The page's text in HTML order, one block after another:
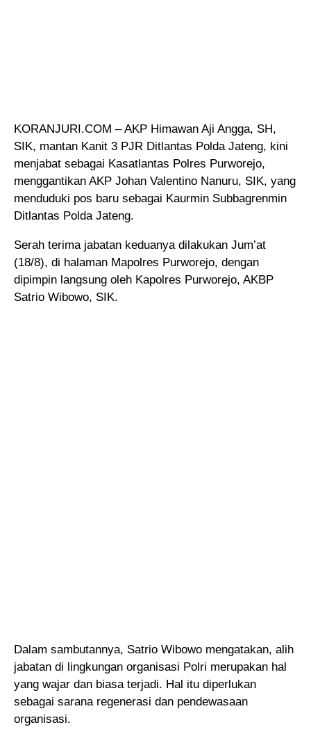
KORANJURI.COM – AKP Himawan Aji Angga, SH,
SIK, mantan Kanit 3 PJR Ditlantas Polda Jateng, kini
menjabat sebagai Kasatlantas Polres Purworejo,
menggantikan AKP Johan Valentino Nanuru, SIK, yang
menduduki pos baru sebagai Kaurmin Subbagrenmin
Ditlantas Polda Jateng.
Serah terima jabatan keduanya dilakukan Jum’at
(18/8), di halaman Mapolres Purworejo, dengan
dipimpin langsung oleh Kapolres Purworejo, AKBP
Satrio Wibowo, SIK.
Dalam sambutannya, Satrio Wibowo mengatakan, alih
jabatan di lingkungan organisasi Polri merupakan hal
yang wajar dan biasa terjadi. Hal itu diperlukan
sebagai sarana regenerasi dan pendewasaan
organisasi.